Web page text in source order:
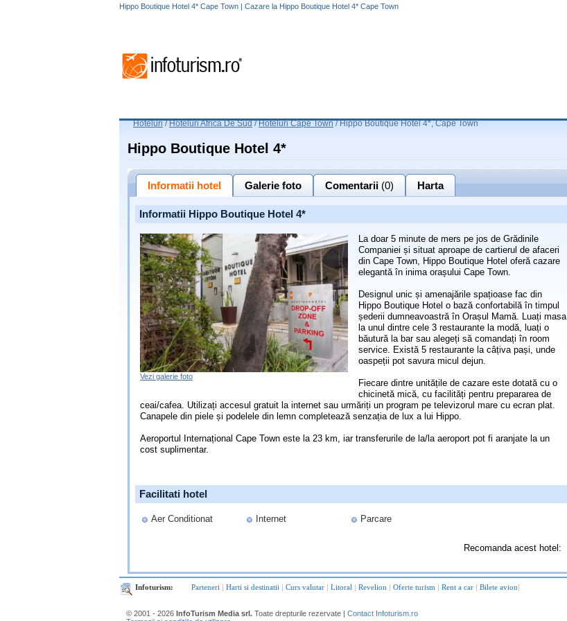
Hippo Boutique Hotel 4* Cape Town | Cazare la Hippo Boutique Hotel 4* Cape Town
Hoteluri /Hoteluri Africa De Sud/Hoteluri Cape Town/Hippo Boutique Hotel 4*, Cape Town
Hippo Boutique Hotel 4*
Informatii hotel Galerie foto Comentarii (0) Harta
Informatii Hippo Boutique Hotel 4*
Vezi galerie foto
La doar 5 minute de mers pe jos de Grădinile
Companiei și situat aproape de cartierul de afaceri
din Cape Town, Hippo Boutique Hotel oferă cazare
elegantă în inima orașului Cape Town.
Designul unic și amenajările spațioase fac din
Hippo Boutique Hotel o bază confortabilă în timpul
șederii dumneavoastră în Orașul Mamă. Luați masa
la unul dintre cele 3 restaurante la modă, luați o
băutură la bar sau alegeți să comandați în room
service. Există 5 restaurante la câțiva pași, unde
oaspeții pot savura micul dejun.
Fiecare dintre unitățile de cazare este dotată cu o
chicinetă mică, cu facilități pentru prepararea de
ceai/cafea. Utilizați accesul gratuit la internet sau urmăriți un program pe televizorul mare cu ecran plat.
Canapele din piele și podelele din lemn completează senzația de lux a lui Hippo.
Aeroportul Internațional Cape Town este la 23 km, iar transferurile de la/la aeroport pot fi aranjate la un
cost suplimentar.
Facilitati hotel
Aer Conditionat Internet Parcare
Recomanda acest hotel:
Infoturism: Parteneri | Harti si destinatii | Curs valutar | Litoral | Revelion | Oferte turism | Rent a car | Bilete avion|
© 2001 - 2026 InfoTurism Media srl. Toate drepturile rezervate | Contact Infoturism.ro